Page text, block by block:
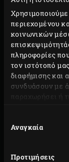
περιεχομένου
κοινωνικών
πληροφορίες
τον ιστότοπό
διαφήμισης και
συνδυάσουν με
παραχωρήσει ή
συγκατάθεσης
Αναγκαία
Προτιμήσεις